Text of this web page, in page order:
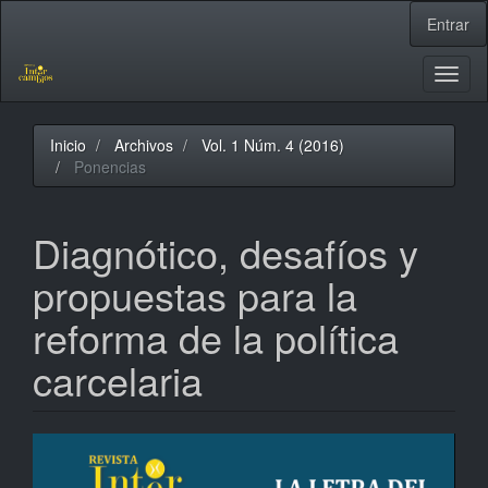
principal
Barra
lateral
Entrar
Inicio Archivos
Vol. 1 Núm. 4 (2016)
Ponencias
Diagnótico, desafíos y
propuestas para la
reforma de la política
carcelaria
Barra